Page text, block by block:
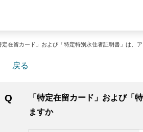
定在留カード」および「特定特別永住者証明書」は
戻る
「特定在留カード」および「
ますか